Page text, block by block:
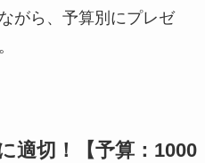
がら、予算別にプレゼ
適切！【予算：1000